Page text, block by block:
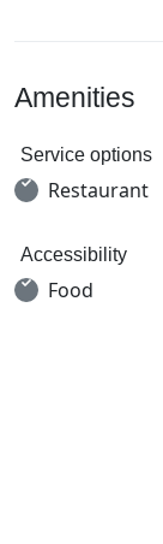
Amenities
Service options
Restaurant
Accessibility
Food